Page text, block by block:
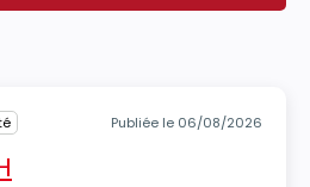
Publiée le 06/08/2026